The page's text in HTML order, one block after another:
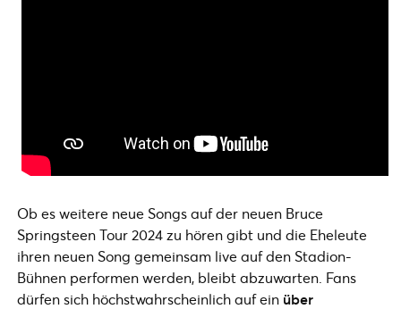
Ob es weitere neue Songs auf der neuen Bruce
Springsteen Tour 2024 zu hören gibt und die Eheleute
ihren neuen Song gemeinsam live auf den Stadion-
Bühnen performen werden, bleibt abzuwarten. Fans
dürfen sich höchstwahrscheinlich auf ein über